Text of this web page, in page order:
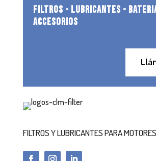
FILTROS - LUBRICANTES -
ACCESORIOS
FILTROS Y LUBRICANTES PARA